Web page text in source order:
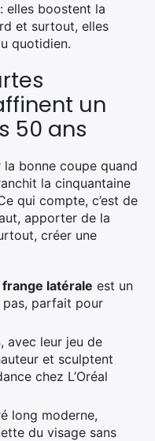
elles boostent la
et surtout, elles
quotidien.
un
50 ans
bonne coupe quand
la cinquantaine
qui compte, c’est de
apporter de la
créer une
latérale est un
pas, parfait pour
, avec leur jeu de
et sculptent
chez L’Oréal
long moderne,
du visage sans